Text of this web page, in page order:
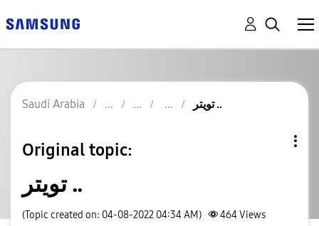
Saudi Arabia تويتر ..
Original topic:
تويتر ..
(Topic created on: 04-08-2022 04:34 AM) 464Views